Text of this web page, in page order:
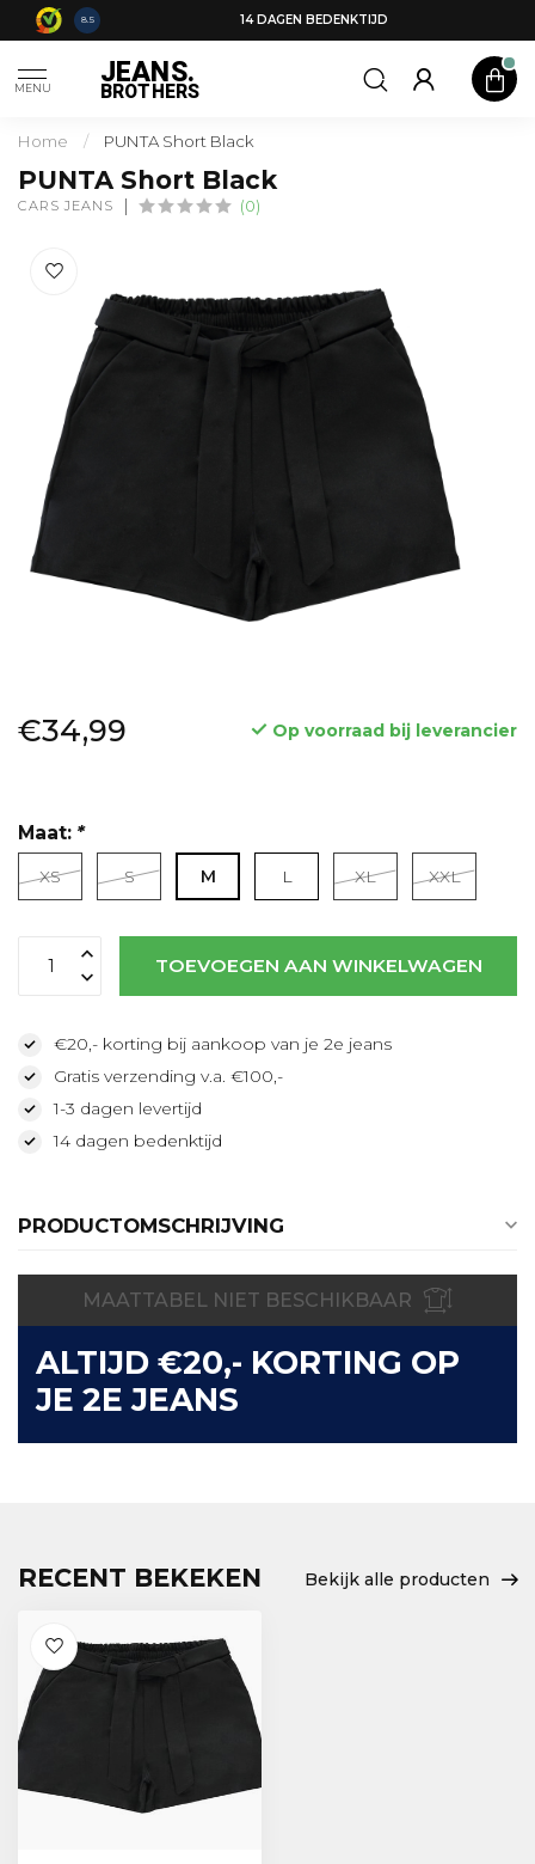
8.5 14 DAGEN BEDENKTIJD
MENU JEANS.
BROTHERS
Home / PUNTA Short Black
PUNTA Short Black
CARS JEANS (0)
€34,99 Op voorraad bij leverancier
Maat: *
XS S M L XL XXL
TOEVOEGEN AAN WINKELWAGEN
€20,- korting bij aankoop van je 2e jeans
Gratis verzending v.a. €100,-
1-3 dagen levertijd
14 dagen bedenktijd
PRODUCTOMSCHRIJVING
MAATTABEL NIET BESCHIKBAAR
ALTIJD €20,- KORTING OP
JE 2E JEANS
RECENT BEKEKEN Bekijk alle producten